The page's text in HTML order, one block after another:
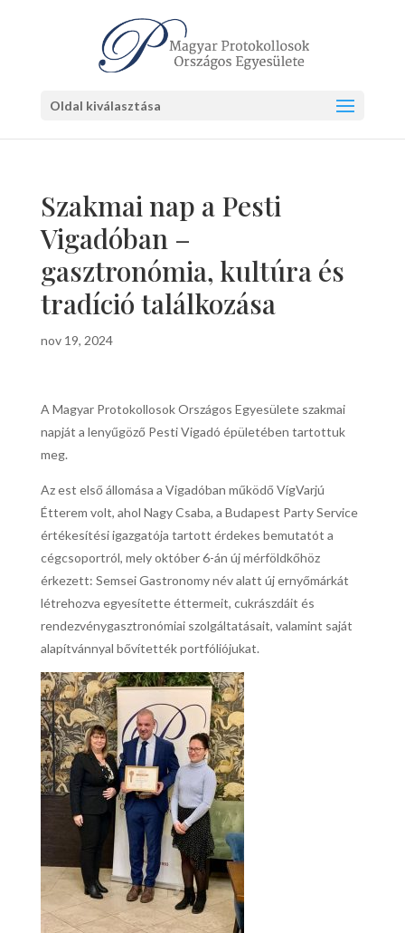
Oldal kiválasztása
Szakmai nap a Pesti
Vigadóban –
gasztronómia, kultúra és
tradíció találkozása
nov 19, 2024
A Magyar Protokollosok Országos Egyesülete szakmai
napját a lenyűgöző Pesti Vigadó épületében tartottuk
meg.
Az est első állomása a Vigadóban működő VígVarjú
Étterem volt, ahol Nagy Csaba, a Budapest Party Service
értékesítési igazgatója tartott érdekes bemutatót a
cégcsoportról, mely október 6-án új mérföldkőhöz
érkezett: Semsei Gastronomy név alatt új ernyőmárkát
létrehozva egyesítette éttermeit, cukrászdáit és
rendezvénygasztronómiai szolgáltatásait, valamint saját
alapítvánnyal bővítették portfóliójukat.